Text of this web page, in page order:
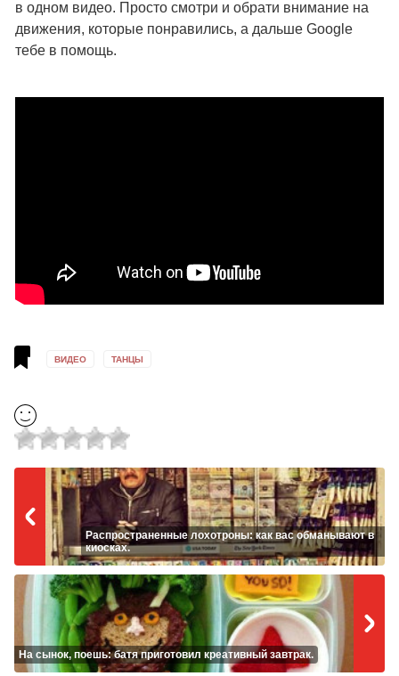
в одном видео. Просто смотри и обрати внимание на
движения, которые понравились, а дальше Google
тебе в помощь.
ВИДЕО ТАНЦЫ
Распространенные лохотроны: как вас обманывают в
киосках.
На сынок, поешь: батя приготовил креативный завтрак.